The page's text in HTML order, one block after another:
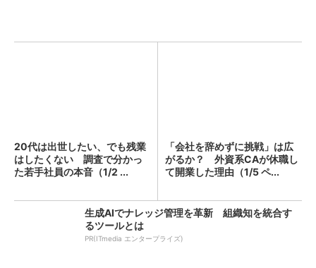
20代は出世したい、でも残業
はしたくない 調査で分かっ
た若手社員の本音（1/2 ...
「会社を辞めずに挑戦」は広
がるか？ 外資系CAが休職し
て開業した理由（1/5 ペ...
生成AIでナレッジ管理を革新 組織知を統合す
るツールとは
PR(ITmedia エンタープライズ)